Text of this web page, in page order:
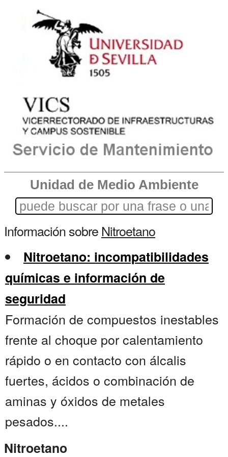
Unidad de Medio Ambiente
Información sobreNitroetano
Nitroetano: incompatibilidades
químicas e información de
seguridad
Formación de compuestos inestables
frente al choque por calentamiento
rápido o en contacto con álcalis
fuertes, ácidos o combinación de
aminas y óxidos de metales
pesados....
Nitroetano